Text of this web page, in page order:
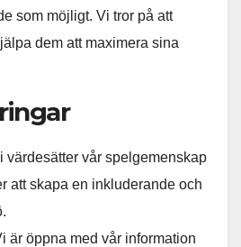
som möjligt. Vi tror på att
dem att maximera sina
värdesätter vår spelgemenskap
att skapa en inkluderande och
är öppna med vår information